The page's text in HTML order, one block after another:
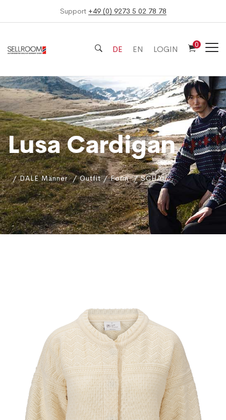
Support +49 (0) 9273 5 02 78 78
DE EN LOGIN 0
Lusa Cardigan
DALE Männer Outfit / Form SCHAL